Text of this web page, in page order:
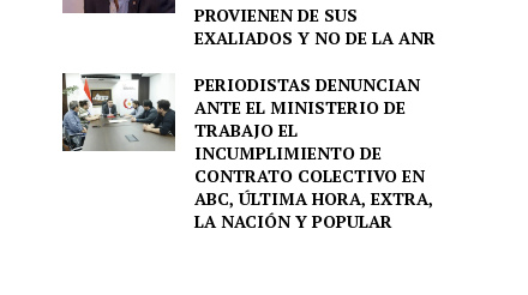
PROVIENEN DE SUS
EXALIADOS Y NO DE LA ANR
PERIODISTAS DENUNCIAN
ANTE EL MINISTERIO DE
TRABAJO EL
INCUMPLIMIENTO DE
CONTRATO COLECTIVO EN
ABC, ÚLTIMA HORA, EXTRA,
LA NACIÓN Y POPULAR